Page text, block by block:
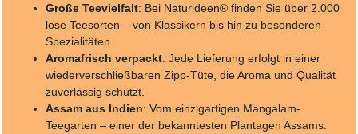
Große Teevielfalt: Bei Naturideen® finden Sie über 2.000
lose Teesorten – von Klassikern bis hin zu besonderen
Spezialitäten.
Aromafrisch verpackt: Jede Lieferung erfolgt in einer
wiederverschließbaren Zipp-Tüte, die Aroma und Qualität
zuverlässig schützt.
Assam aus Indien: Vom einzigartigen Mangalam-
Teegarten – einer der bekanntesten Plantagen Assams.